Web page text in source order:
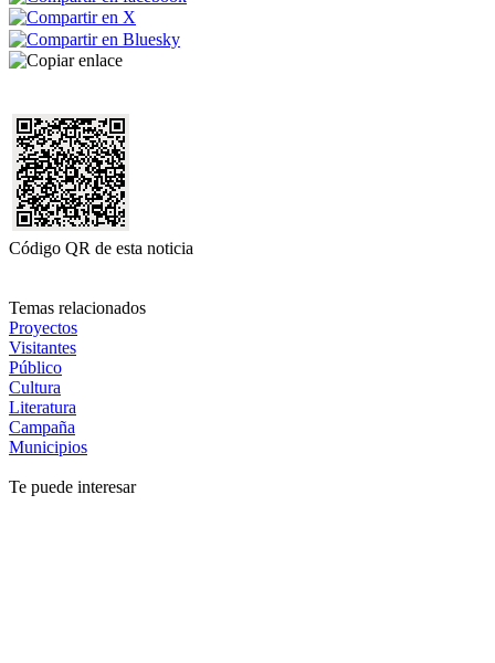
Código QR de esta noticia
Temas relacionados
Proyectos
Visitantes
Público
Cultura
Literatura
Campaña
Municipios
Te puede interesar